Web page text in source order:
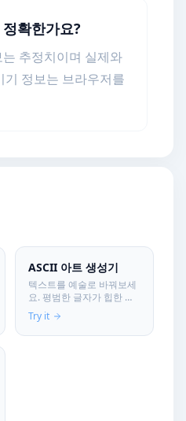
확한가요?
추정치이며 실제와
기 정보는 브라우저를
ASCII 아트 생성기
텍스트를 예술로 바꿔보세
요. 평범한 글자가 힙한 아
스키 아트로 변신합니다.
복사해서 바로 쓰세요.
Try it